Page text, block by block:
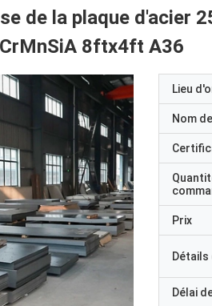
de la plaque d'acier
8ftx4ft A36
Lieu
Nom
Prix
Détails
Délai